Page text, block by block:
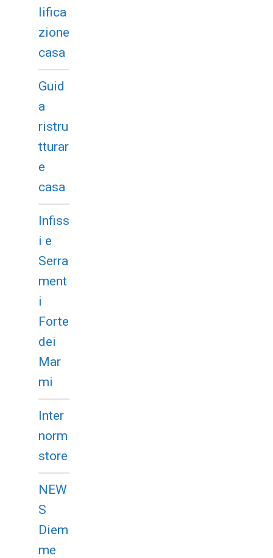
lifica
zione
casa
Guid
a
ristru
tturar
e
casa
Infiss
i e
Serra
ment
i
Forte
dei
Mar
mi
Inter
norm
store
NEW
S
Diem
me